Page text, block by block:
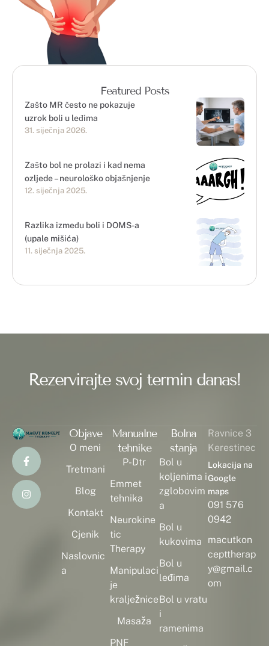
Featured Posts
Zašto MR često ne pokazuje
uzrok boli u leđima
31. siječnja 2026.
Zašto bol ne prolazi i kad nema
ozljede – neurološko objašnjenje
12. siječnja 2025.
Razlika između boli i DOMS-a
(upale mišića)
11. siječnja 2025.
Rezervirajte svoj termin danas!
Objave
O meni
Tretmani
Blog
Kontakt
Cjenik
Naslovnic
a
Manualne
tehnike
P-Dtr
Emmet
tehnika
Neurokine
tic
Therapy
Manipulaci
je
kralježnice
Masaža
PNF
Bolna
stanja
Bol u
koljenima i
zglobovim
a
Bol u
kukovima
Bol u
leđima
Bol u vratu
i
ramenima
Ravnice 3
Kerestinec
Lokacija na
Google
maps
091 576
0942
macutkon
cepttherap
y@gmail.c
om